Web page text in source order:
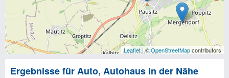
Leaflet| ©OpenStreetMapcontributors
Ergebnisse für Auto, Autohaus in der Nähe